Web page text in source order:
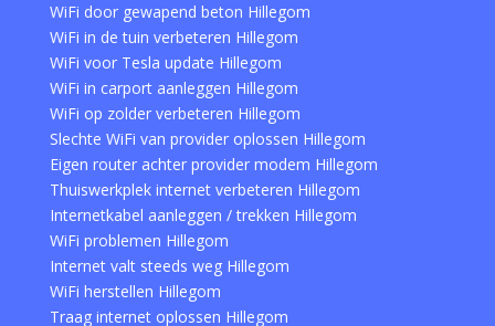
WiFi door gewapend beton Hillegom
WiFi in de tuin verbeteren Hillegom
WiFi voor Tesla update Hillegom
WiFi in carport aanleggen Hillegom
WiFi op zolder verbeteren Hillegom
Slechte WiFi van provider oplossen Hillegom
Eigen router achter provider modem Hillegom
Thuiswerkplek internet verbeteren Hillegom
Internetkabel aanleggen / trekken Hillegom
WiFi problemen Hillegom
Internet valt steeds weg Hillegom
WiFi herstellen Hillegom
Traag internet oplossen Hillegom